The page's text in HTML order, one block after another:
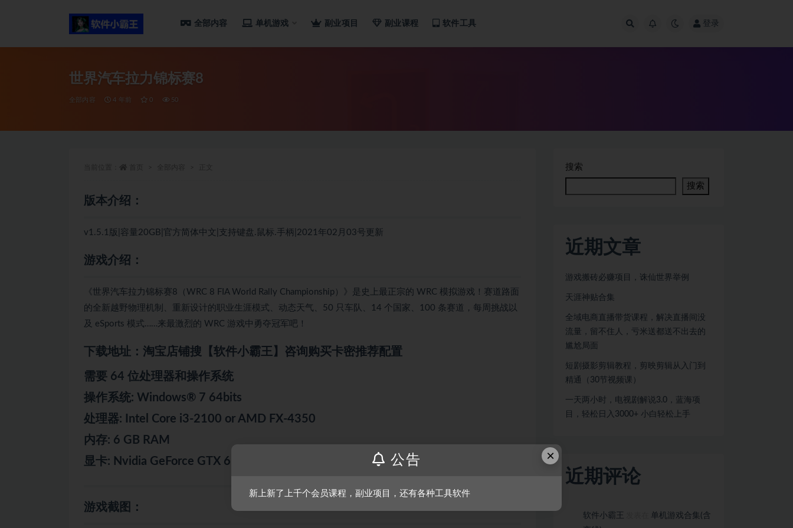
全部内容 单机游戏 副业项目 副业课程 软件工具 登录
世界汽车拉力锦标赛8
全部内容 4 年前 0 50
版本介绍：
v1.5.1版|容量20GB|官方简体中文|支持键盘.鼠标.手柄|2021年02月03号更新
游戏介绍：
《世界汽车拉力锦标赛8（WRC 8 FIA World Rally Championship）》是史上最正宗的 WRC 模拟游戏！赛道路面
的全新越野物理机制、重新设计的职业生涯模式、动态天气、50 只车队、14 个国家、100 条赛道，每周挑战以
及 eSports 模式……来最激烈的 WRC 游戏中勇夺冠军吧！
下载地址：淘宝店铺搜【软件小霸王】咨询购买卡密推荐配置
需要 64 位处理器和操作系统
操作系统: Windows® 7 64bits
处理器: Intel Core i3-2100 or AMD FX-4350
内存: 6 GB RAM
显卡: Nvidia GeForce GTX 650 2GB or ATI Radeon HD 5870 2GB
游戏截图：
搜索
搜索
近期文章
游戏搬砖必赚项目，诛仙世界举例
天涯神贴合集
全域电商直播带货课程，解决直播间没
流量，留不住人，亏米送都送不出去的
尴尬局面
短剧摄影剪辑教程，剪映剪辑从入门到
精通（30节视频课）
一天两小时，电视剧解说3.0，蓝海项
目，轻松日入3000+ 小白轻松上手
近期评论
软件小霸王
单机游戏合集(含
×
公告
新上新了上千个会员课程，副业项目，还有各种工具软件